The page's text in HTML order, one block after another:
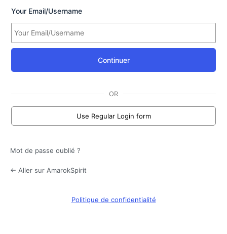
Your Email/Username
Continuer
OR
Use Regular Login form
Mot de passe oublié ?
← Aller sur AmarokSpirit
Politique de confidentialité